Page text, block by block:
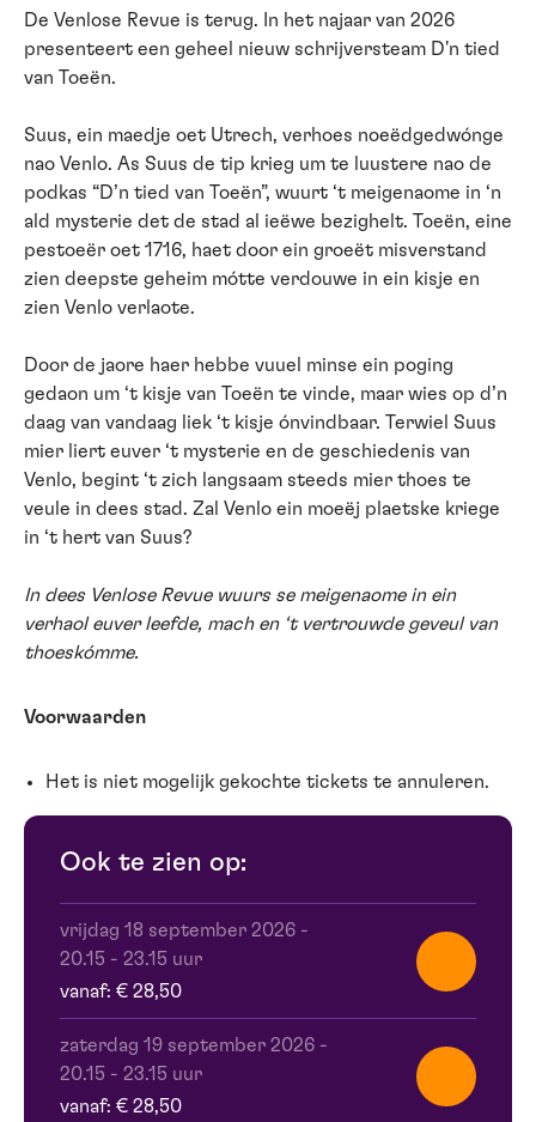
De Venlose Revue is terug. In het najaar van 2026
presenteert een geheel nieuw schrijversteam D'n tied
van Toeën.
Suus, ein maedje oet Utrech, verhoes noeëdgedwónge
nao Venlo. As Suus de tip krieg um te luustere nao de
podkas “D’n tied van Toeën”, wuurt ‘t meigenaome in ‘n
ald mysterie det de stad al ieëwe bezighelt. Toeën, eine
pestoeër oet 1716, haet door ein groeët misverstand
zien deepste geheim mótte verdouwe in ein kisje en
zien Venlo verlaote.
Door de jaore haer hebbe vuuel minse ein poging
gedaon um ‘t kisje van Toeën te vinde, maar wies op d’n
daag van vandaag liek ‘t kisje ónvindbaar. Terwiel Suus
mier liert euver ‘t mysterie en de geschiedenis van
Venlo, begint ‘t zich langsaam steeds mier thoes te
veule in dees stad. Zal Venlo ein moeëj plaetske kriege
in ‘t hert van Suus?
In dees Venlose Revue wuurs se meigenaome in ein
verhaol euver leefde, mach en ‘t vertrouwde geveul van
thoeskómme.
Voorwaarden
Het is niet mogelijk gekochte tickets te annuleren.
Ook te zien op:
vrijdag 18 september 2026 -
20.15 - 23.15 uur
vanaf: € 28,50
zaterdag 19 september 2026 -
20.15 - 23.15 uur
vanaf: € 28,50